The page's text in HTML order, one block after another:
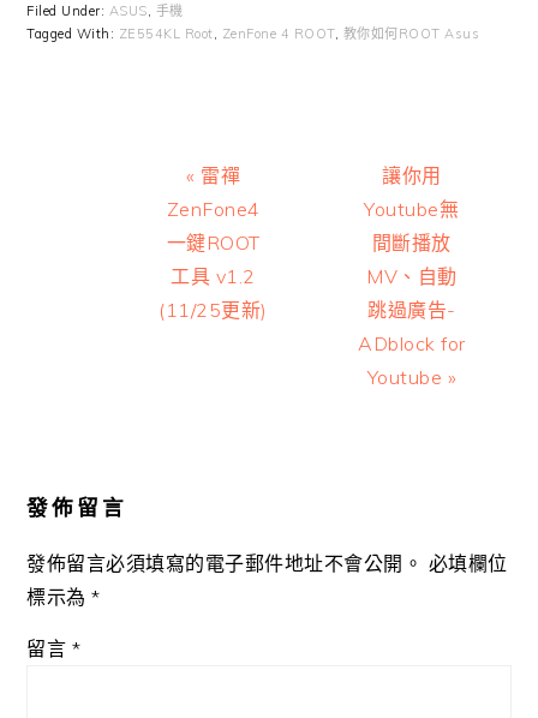
Filed Under: ASUS 手機
Tagged With: ZE554KL Root ZenFone 4 ROOT, 教你如何ROOT Asus
Previous
Post:
« 雷禪
ZenFone4
一鍵ROOT
工具 v1.2
(11/25更新)
Next
Post:
讓你用
Youtube無
間斷播放
MV、自動
跳過廣告-
ADblock for
Youtube »
發佈留言
發佈留言必須填寫的電子郵件地址不會公開。 必填欄位
標示為*
留言 *